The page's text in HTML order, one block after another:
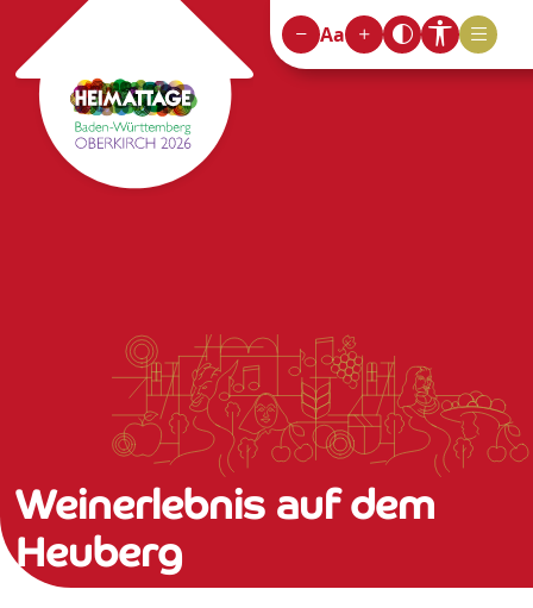
Aa
Weinerlebnis auf dem
Heuberg